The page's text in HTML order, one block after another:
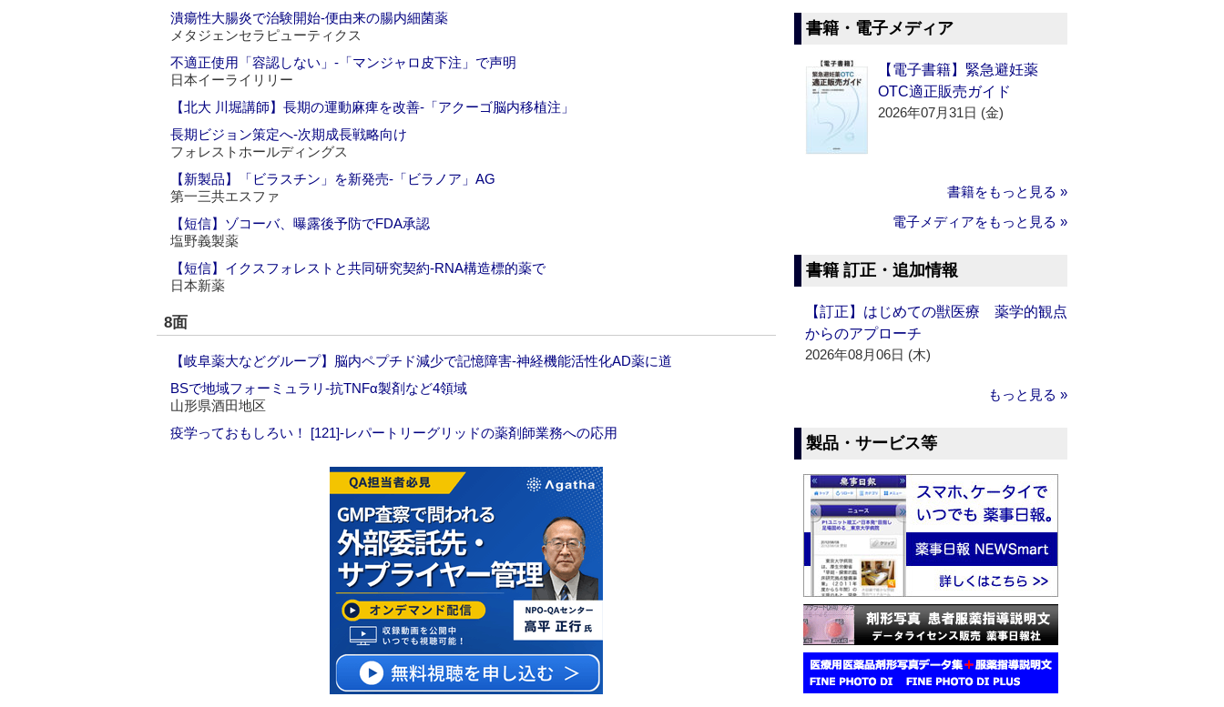
潰瘍性大腸炎で治験開始‐便由来の腸内細菌薬
メタジェンセラピューティクス
不適正使用「容認しない」‐「マンジャロ皮下注」で声明
日本イーライリリー
【北大 川堀講師】長期の運動麻痺を改善‐「アクーゴ脳内移植注」
長期ビジョン策定へ‐次期成長戦略向け
フォレストホールディングス
【新製品】「ビラスチン」を新発売‐「ビラノア」AG
第一三共エスファ
【短信】ゾコーバ、曝露後予防でFDA承認
塩野義製薬
【短信】イクスフォレストと共同研究契約‐RNA構造標的薬で
日本新薬
8面
【岐阜薬大などグループ】脳内ペプチド減少で記憶障害‐神経機能活性化AD薬に道
BSで地域フォーミュラリ‐抗TNFα製剤など4領域
山形県酒田地区
疫学っておもしろい！ [121]‐レパートリーグリッドの薬剤師業務への応用
書籍・電子メディア
【電子書籍】緊急避妊薬
OTC適正販売ガイド
2026年07月31日 (金)
書籍をもっと見る »
電子メディアをもっと見る »
書籍 訂正・追加情報
【訂正】はじめての獣医療 薬学的観点
からのアプローチ
2026年08月06日 (木)
もっと見る »
製品・サービス等